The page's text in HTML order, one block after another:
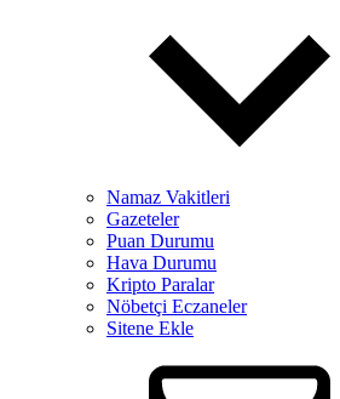
Namaz Vakitleri
Gazeteler
Puan Durumu
Hava Durumu
Kripto Paralar
Nöbetçi Eczaneler
Sitene Ekle